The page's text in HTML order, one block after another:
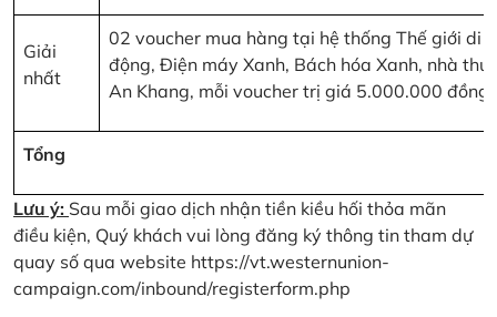
Giải
nhất
02 voucher mua hàng tại hệ thống Thế giới di
động, Điện máy Xanh, Bách hóa Xanh, nhà
An Khang, mỗi voucher trị giá 5.000.000 đồng
Tổng
Lưu ý: Sau mỗi giao dịch nhận tiền kiều hối thỏa mãn
điều kiện, Quý khách vui lòng đăng ký thông tin tham dự
quay số qua website https://vt.westernunion-
campaign.com/inbound/registerform.php